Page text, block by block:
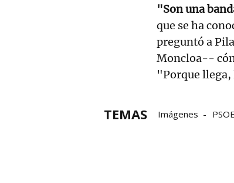
"Son una
que se ha
preguntó a
Moncloa--
"Porque
TEMAS Imágenes PSOE